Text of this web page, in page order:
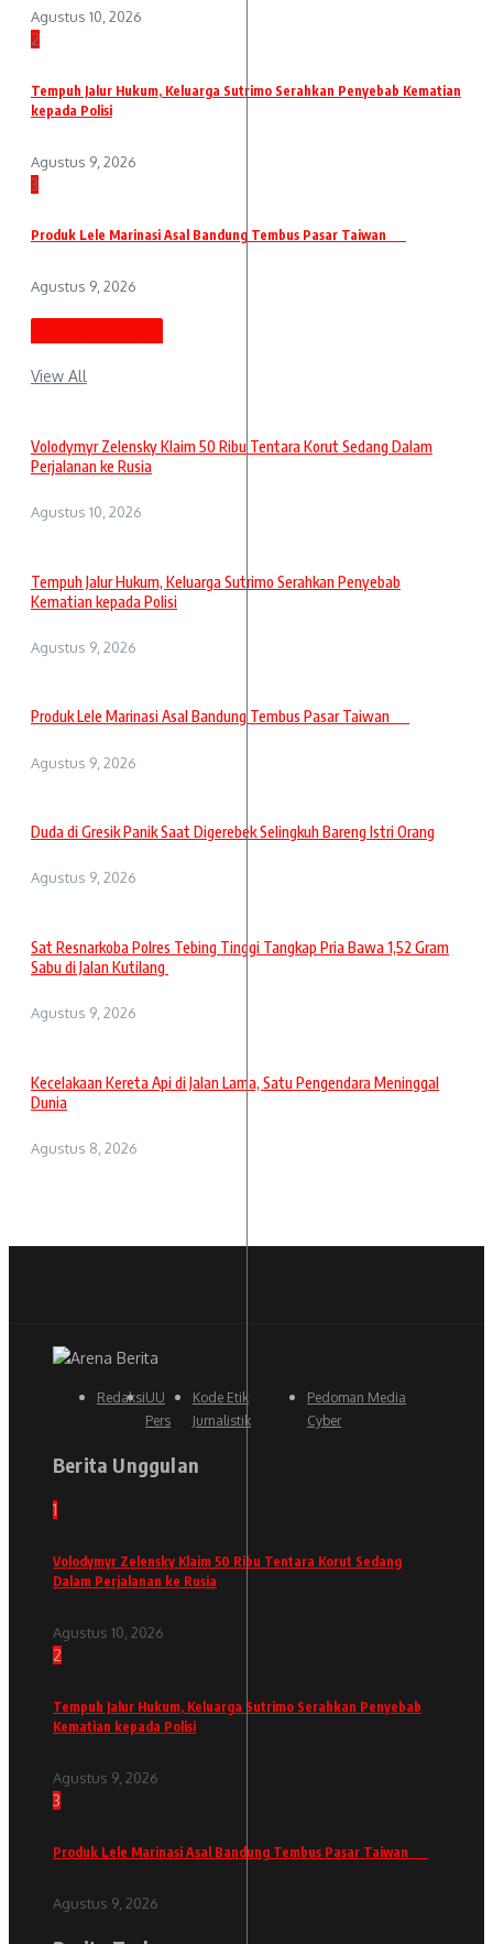
Agustus 10, 2026
2
Tempuh Jalur Hukum, Keluarga Sutrimo Serahkan Penyebab Kematian
kepada Polisi
Agustus 9, 2026
3
Produk Lele Marinasi Asal Bandung Tembus Pasar Taiwan
Agustus 9, 2026
View All
Volodymyr Zelensky Klaim 50 Ribu Tentara Korut Sedang Dalam
Perjalanan ke Rusia
Agustus 10, 2026
Tempuh Jalur Hukum, Keluarga Sutrimo Serahkan Penyebab
Kematian kepada Polisi
Agustus 9, 2026
Produk Lele Marinasi Asal Bandung Tembus Pasar Taiwan
Agustus 9, 2026
Duda di Gresik Panik Saat Digerebek Selingkuh Bareng Istri Orang
Agustus 9, 2026
Sat Resnarkoba Polres Tebing Tinggi Tangkap Pria Bawa 1,52 Gram
Sabu di Jalan Kutilang
Agustus 9, 2026
Kecelakaan Kereta Api di Jalan Lama, Satu Pengendara Meninggal
Dunia
Agustus 8, 2026
RedaksiUU
Pers
Kode Etik
Jurnalistik
Pedoman Media
Cyber
Berita Unggulan
1
Volodymyr Zelensky Klaim 50 Ribu Tentara Korut Sedang
Dalam Perjalanan ke Rusia
Agustus 10, 2026
2
Tempuh Jalur Hukum, Keluarga Sutrimo Serahkan Penyebab
Kematian kepada Polisi
Agustus 9, 2026
3
Produk Lele Marinasi Asal Bandung Tembus Pasar Taiwan
Agustus 9, 2026